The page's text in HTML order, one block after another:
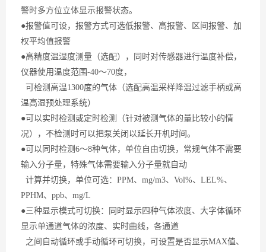
警时多方位立体显示报警状态。
●报警值可设，报警方式可选低报警、高报警、区间报警、加
权平均值报警
●高精度温湿度测量（选配），同时对传感器进行温度补偿，
仪器使用温度范围-40～70度，
可检测 高温1300度的气体（选配高温采样降温过滤手柄或高
温高湿预处理系统）
●可以实时检测或定时检测（针对被测气体的量比较小的情
况），不检测时可以把泵关闭以延长开机时间。
●可以同时检测6～8种气体，单位自由切换，常规气体不需要
输入分子量，特殊气体需要输入分子量就自动
计算并切换，单位可选：PPM、mg/m3、Vol%、LEL%、
PPHM、ppb、mg/L
●三种显示模式可切换：同时显示四种气体浓度、大字体循环
显示单通道气体的浓度、实时曲线，各通道
之间自动循环或手动循环可切换，可设置是否显示MAX值、